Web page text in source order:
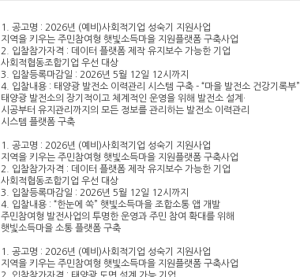
1. 공고명 : 2026년 (예비)사회적기업 성숙기 지원사업
지역을 키우는 주민참여형 햇빛소득마을 지원플랫폼 구축사업
2. 입찰참가자격 : 데이터 플랫폼 제작 유지보수 가능한 기업
사회적협동조합기업 우선 대상
3. 입찰등록마감일 : 2026년 5월 12일 12시까지
4. 입찰내용 : 태양광 발전소 이력관리 시스템 구축 - “마을 발전소 건강기록부”
태양광 발전소의 장기적이고 체계적인 운영을 위해 발전소 설계·
시공부터 유지관리까지의 모든 정보를 관리하는 발전소 이력관리
시스템 플랫폼 구축
1. 공고명 : 2026년 (예비)사회적기업 성숙기 지원사업
지역을 키우는 주민참여형 햇빛소득마을 지원플랫폼 구축사업
2. 입찰참가자격 : 데이터 플랫폼 제작 유지보수 가능한 기업
사회적협동조합기업 우선 대상
3. 입찰등록마감일 : 2026년 5월 12일 12시까지
4. 입찰내용 : “한눈에 쏙” 햇빛소득마을 조합소통 앱 개발
주민참여형 발전사업의 투명한 운영과 주민 참여 확대를 위해
햇빛소득마을 소통 플랫폼 구축
1. 공고명 : 2026년 (예비)사회적기업 성숙기 지원사업
지역을 키우는 주민참여형 햇빛소득마을 지원플랫폼 구축사업